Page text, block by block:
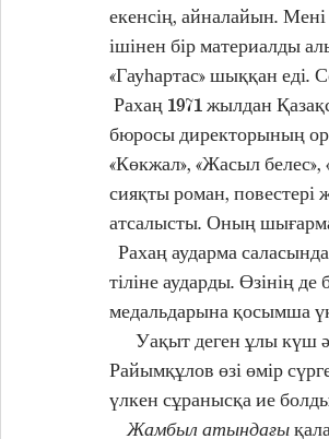
екенсің, айналайын.
ішінен бір материалды
«Гауһартас» шыққан еді.
бюросы директорының
«Көкжал», «Жасыл белес»,
сияқты роман, повестері
атсалысты. Оның
тіліне аударды. Өзінің
медальдарына қосымша
Райымқұлов өзі өмір
    Жамбыл атындағы